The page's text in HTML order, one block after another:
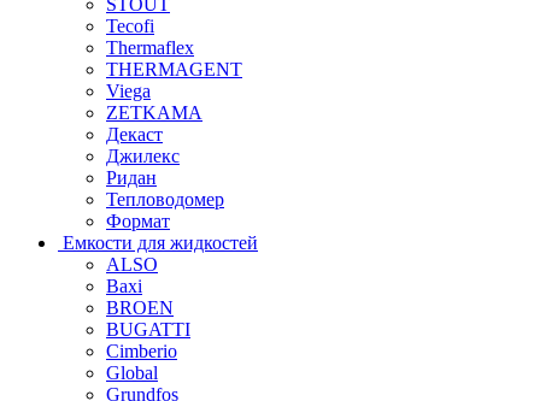
Tecofi
Thermaflex
THERMAGENT
Viega
ZETKAMA
Декаст
Джилекс
Ридан
Тепловодомер
Формат
Емкости для жидкостей
ALSO
Baxi
BROEN
BUGATTI
Cimberio
Global
Grundfos